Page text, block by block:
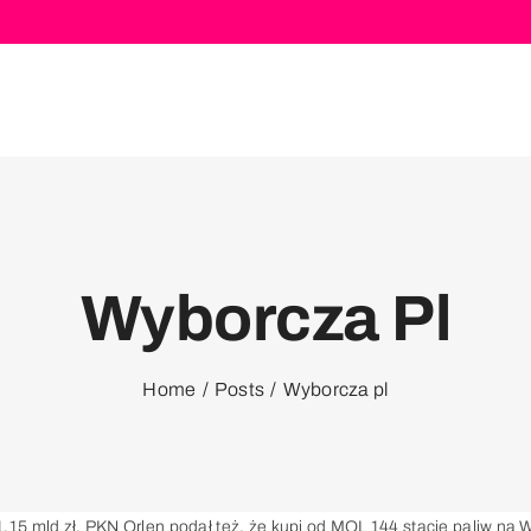
Wyborcza Pl
Home Posts Wyborcza pl
mld zł. PKN Orlen podał też, że kupi od MOL 144 stacje paliw na